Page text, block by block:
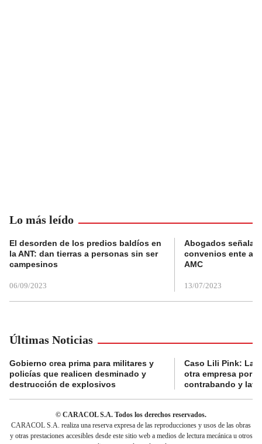
Lo más leído
El desorden de los predios baldíos en
la ANT: dan tierras a personas sin ser
campesinos
06/09/2023
Abogados
convenios ente
AMC
13/07/2023
Últimas Noticias
Gobierno crea prima para militares y
policías que realicen desminado y
destrucción de explosivos
Caso Lili Pink: La
otra empresa por
contrabando y
© CARACOL S.A. Todos los derechos reservados.
CARACOL S.A. realiza una reserva expresa de las reproducciones y usos de las obras
y otras prestaciones accesibles desde este sitio web a medios de lectura mecánica u otros